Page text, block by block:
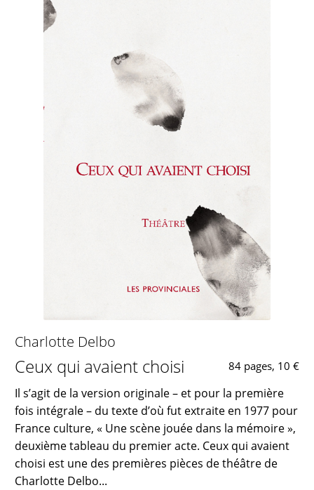
Charlotte Delbo
Ceux qui avaient choisi 84 pages, 10 €
Il s’agit de la version originale – et pour la première
fois intégrale – du texte d’où fut extraite en 1977 pour
France culture, « Une scène jouée dans la mémoire »,
deuxième tableau du premier acte. Ceux qui avaient
choisi est une des premières pièces de théâtre de
Charlotte Delbo...